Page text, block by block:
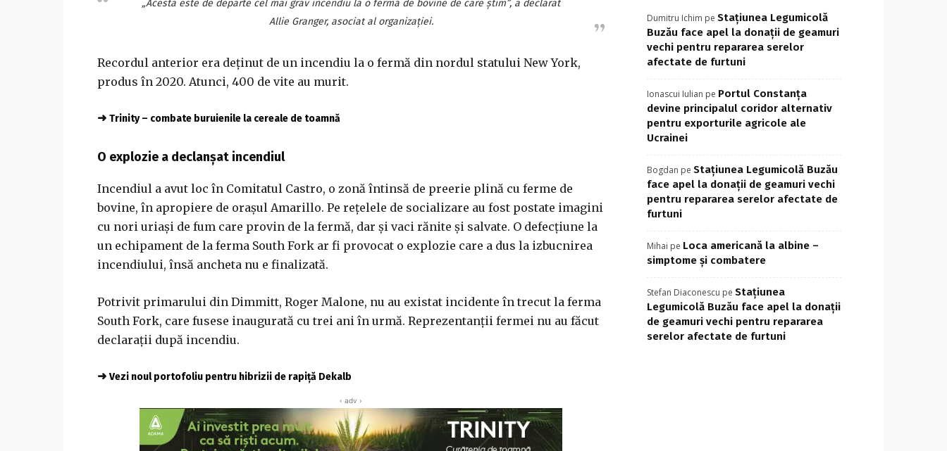
„Acesta este de departe cel mai grav incendiu la o fermă de bovine de care știm”, a declarat
Allie Granger, asociat al organizației.
Recordul anterior era deținut de un incendiu la o fermă din nordul statului New York,
produs în 2020. Atunci, 400 de vite au murit.
➜ Trinity – combate buruienile la cereale de toamnă
O explozie a declanșat incendiul
Incendiul a avut loc în Comitatul Castro, o zonă întinsă de preerie plină cu ferme de
bovine, în apropiere de orașul Amarillo. Pe rețelele de socializare au fost postate imagini
cu nori uriași de fum care provin de la fermă, dar și vaci rănite și salvate. O defecțiune la
un echipament de la ferma South Fork ar fi provocat o explozie care a dus la izbucnirea
incendiului, însă ancheta nu e finalizată.
Potrivit primarului din Dimmitt, Roger Malone, nu au existat incidente în trecut la ferma
South Fork, care fusese inaugurată cu trei ani în urmă. Reprezentanții fermei nu au făcut
declarații după incendiu.
➜ Vezi noul portofoliu pentru hibrizii de rapiță Dekalb
‹ adv ›
Dumitru Ichim pe Stațiunea Legumicolă
Buzău face apel la donații de geamuri
vechi pentru repararea serelor
afectate de furtuni
Ionascui Iulian pe Portul Constanța
devine principalul coridor alternativ
pentru exporturile agricole ale
Ucrainei
Bogdan pe Stațiunea Legumicolă Buzău
face apel la donații de geamuri vechi
pentru repararea serelor afectate de
furtuni
Mihai pe Loca americană la albine –
simptome și combatere
Stefan Diaconescu pe Stațiunea
Legumicolă Buzău face apel la donații
de geamuri vechi pentru repararea
serelor afectate de furtuni